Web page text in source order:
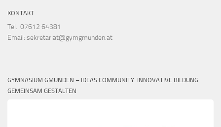
KONTAKT
Tel.: 07612 64381
Email: sekretariat@gymgmunden.at
GYMNASIUM GMUNDEN – IDEAS COMMUNITY: INNOVATIVE BILDUNG
GEMEINSAM GESTALTEN